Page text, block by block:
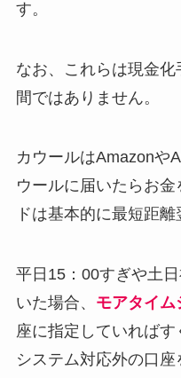
す。
なお、これらは現金
間ではありません。
カウールはAmazonや
ウールに届いたらお
ドは基本的に最短距離
平日15：00すぎや土
いた場合、 モアタイム
座に指定していればす
システム対応外の口